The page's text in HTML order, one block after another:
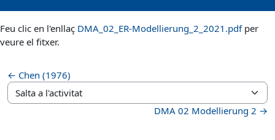
Feu clic en l'enllaç DMA_02_ER-Modellierung_2_2021.pdfper
veure el fitxer.
← Chen (1976)
Salta a l'activitat
DMA 02 Modellierung 2 →